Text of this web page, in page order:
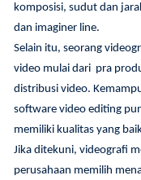
komposisi, sudut dan
dan imaginer line.
Selain itu, seorang
video mulai dari pra
distribusi video.
software video editing
memiliki kualitas yang
Jika ditekuni, videografi
perusahaan memilih